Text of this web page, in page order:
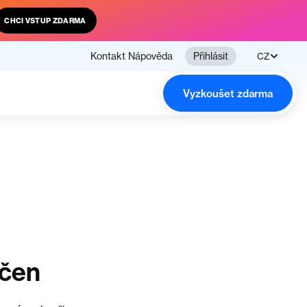
CHCI VSTUP ZDARMA
Kontakt Nápověda Přihlásit CZ
Vyzkoušet zdarma